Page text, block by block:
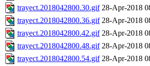
trayect.2018042800.30.gif 28-Apr-2018
trayect.2018042800.36.gif 28-Apr-2018
trayect.2018042800.42.gif 28-Apr-2018
trayect.2018042800.48.gif 28-Apr-2018
trayect.2018042800.54.gif 28-Apr-2018